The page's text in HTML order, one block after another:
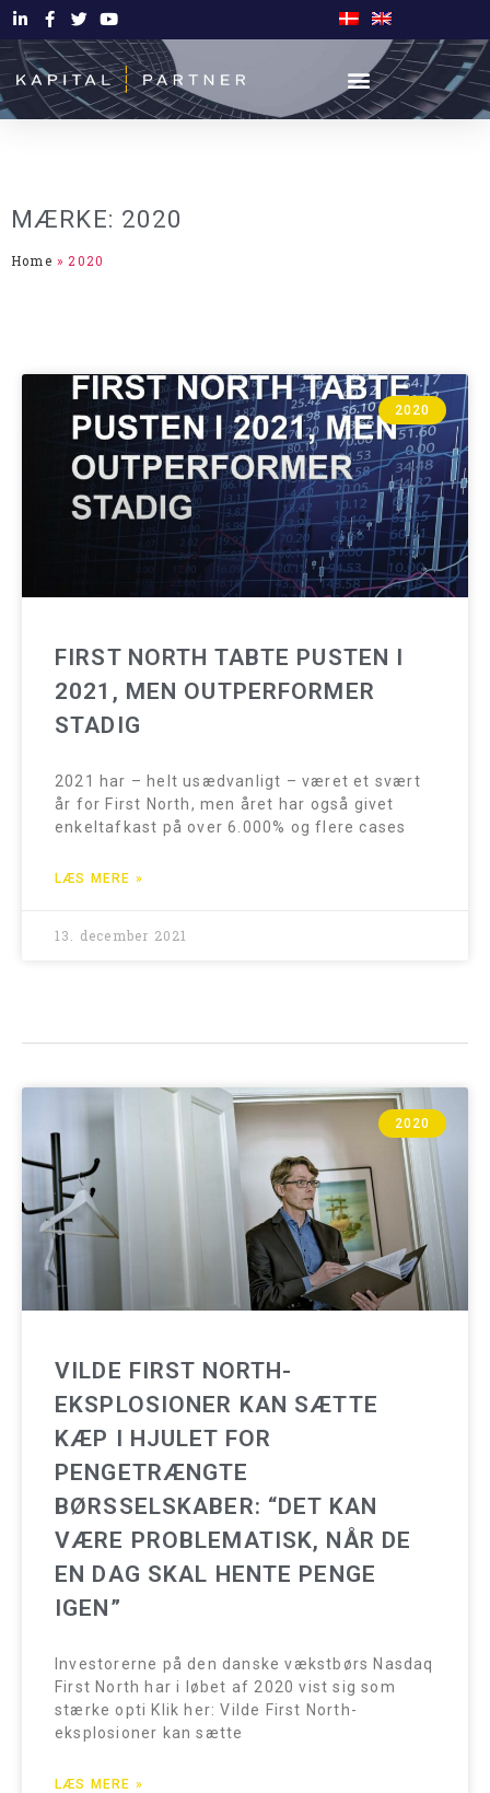
MÆRKE: 2020
Home »2020
2020
FIRST NORTH TABTE PUSTEN I
2021, MEN OUTPERFORMER
STADIG
2021 har – helt usædvanligt – været et svært
år for First North, men året har også givet
enkeltafkast på over 6.000% og flere cases
LÆS MERE »
13. december 2021
2020
VILDE FIRST NORTH-
EKSPLOSIONER KAN SÆTTE
KÆP I HJULET FOR
PENGETRÆNGTE
BØRSSELSKABER: “DET KAN
VÆRE PROBLEMATISK, NÅR DE
EN DAG SKAL HENTE PENGE
IGEN”
Investorerne på den danske vækstbørs Nasdaq
First North har i løbet af 2020 vist sig som
stærke opti Klik her: Vilde First North-
eksplosioner kan sætte
LÆS MERE »